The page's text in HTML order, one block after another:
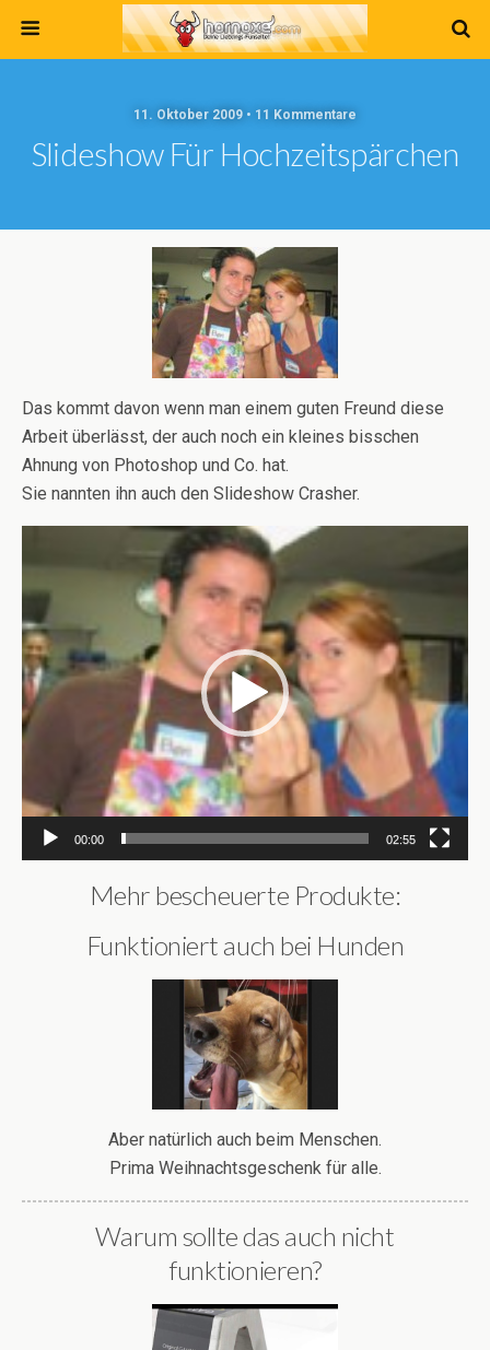
11. Oktober 2009 • 11 Kommentare
Slideshow Für Hochzeitspärchen
Das kommt davon wenn man einem guten Freund diese
Arbeit überlässt, der auch noch ein kleines bisschen
Ahnung von Photoshop und Co. hat.
Sie nannten ihn auch den Slideshow Crasher.
Player
00:00 02:55
Mehr bescheuerte Produkte:
Funktioniert auch bei Hunden
Aber natürlich auch beim Menschen.
Prima Weihnachtsgeschenk für alle.
Warum sollte das auch nicht
funktionieren?